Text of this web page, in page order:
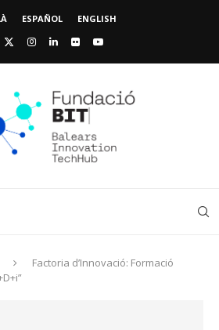
ESPAÑOL ENGLISH
Factoria d’Innovació: Formació